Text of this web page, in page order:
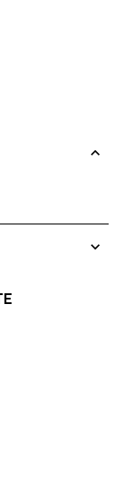
expand_less
expand_more